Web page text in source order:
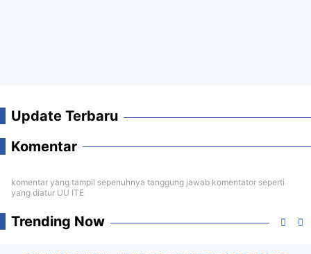
Update Terbaru
Komentar
komentar yang tampil sepenuhnya tanggung jawab komentator seperti
yang diatur UU ITE
Trending Now